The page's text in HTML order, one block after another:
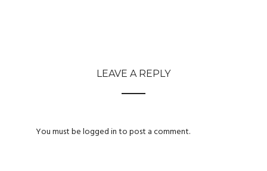
LEAVE A REPLY
You must belogged into post a comment.